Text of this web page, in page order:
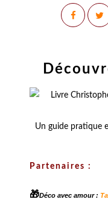
Un guide pratique
Partenaires :
🎁Déco avec amour :